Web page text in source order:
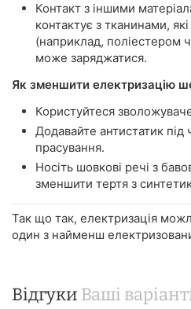
Контакт з іншими
контактує з тканинами,
(наприклад, поліестером
може заряджатися.
Як зменшити електризацію
Користуйтеся
Додавайте антистатик під
прасування.
Носіть шовкові речі з
зменшити тертя з
Так що так, електризація
один з найменш
Відгуки Ваші